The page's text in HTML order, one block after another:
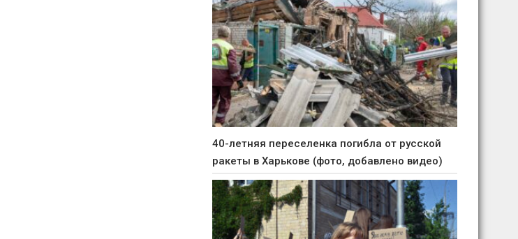
40-летняя переселенка погибла от русской
ракеты в Харькове (фото, добавлено видео)